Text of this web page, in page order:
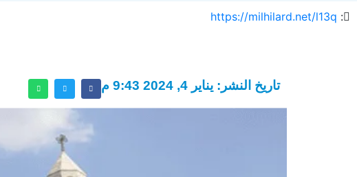
:
https://milhilard.net/l13q
تاريخ النشر: يناير 4, 2024 9:43 م